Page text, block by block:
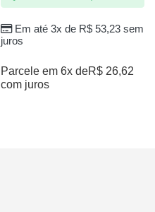
Em até 3x de R$53,23sem
juros
Parcele em 6x deR$ 26,62
com juros